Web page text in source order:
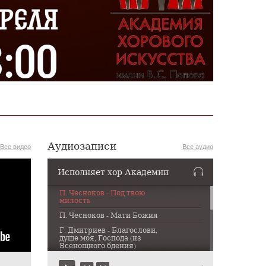
Все видео Аудиозаписи Все аудио
Исполняет хор Академии
П. Чесноков - Под твою
милость
П. Чесноков - Мати Божия
Г. Дмитриев - Благослови,
душе моя, Господа (из
Всенощного бдения)
Г. Дмитриев - Казнь (из